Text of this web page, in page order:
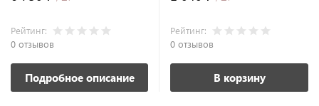
Рейтинг:
0 отзывов
Подробное описание
Рейтинг:
0 отзывов
В корзину